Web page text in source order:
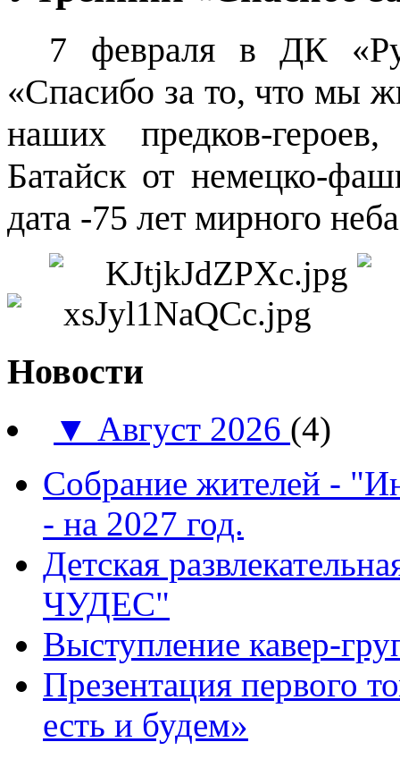
7 февраля в ДК
«Спасибо за то, что мы
наших предков-
Батайск от немецко-
дата -75 лет мирного
Новости
▼ Август 2026 (4)
Собрание жителей -
- на 2027 год.
Детская
ЧУДЕС"
Выступление кавер-
Презентация первого
есть и будем»